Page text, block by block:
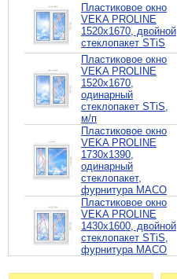
Пластиковое окно
VEKA PROLINE
1520х1670, двойной
стеклопакет STiS
Пластиковое окно
VEKA PROLINE
1520х1670,
одинарный
стеклопакет STiS,
м/п
Пластиковое окно
VEKA PROLINE
1730х1390,
одинарный
стеклопакет,
фурнитура MACO
Пластиковое окно
VEKA PROLINE
1430х1600, двойной
стеклопакет STiS,
фурнитура MACO